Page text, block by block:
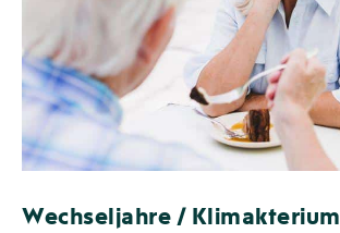
Wechseljahre / Klimakterium